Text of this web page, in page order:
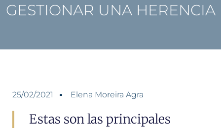
GESTIONAR UNA HERENCIA
25/02/2021 Elena Moreira Agra
Estas son las principales